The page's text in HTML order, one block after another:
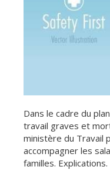
Dans le cadre du
travail graves et
ministère du Travail
accompagner les
familles. Explications.